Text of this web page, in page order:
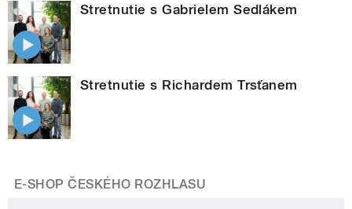
Stretnutie s Gabrielem Sedlákem
Stretnutie s Richardem Trsťanem
E-SHOP ČESKÉHO ROZHLASU